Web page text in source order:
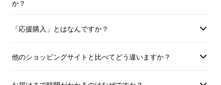
インボイス（適格請求書）：対応可
か？
「応援購入」とはなんですか？
他のショッピングサイトと比べてどう違いますか？